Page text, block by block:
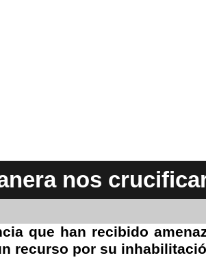
nos
que han recibido
recurso por su